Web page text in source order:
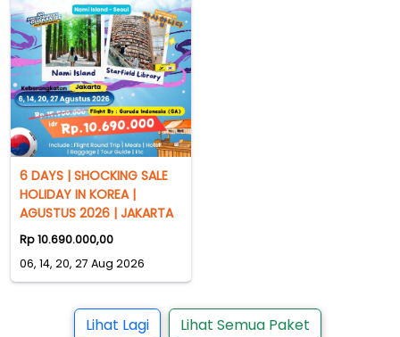
6 DAYS | SHOCKING SALE
HOLIDAY IN KOREA |
AGUSTUS 2026 | JAKARTA
Rp 10.690.000,00
06, 14, 20, 27 Aug 2026
Lihat Lagi Lihat Semua Paket